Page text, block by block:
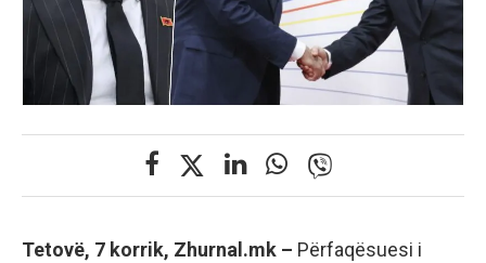
Tetovë, 7 korrik, Zhurnal.mk – Përfaqësuesi i